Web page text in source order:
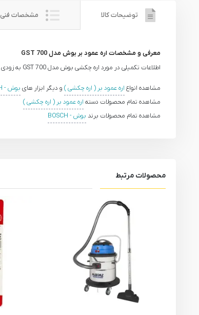
توضیحات کالا مشخصات فنی
معرفی و مشخصات اره عمود بر بوش مدل GST 700
اطلاعات تکمیلی در مورد اره چکشی بوش مدل GST 700 به زودی ارائه خواهد شد.
مشاهده انواع اره عمود بر ( اره چکشی ) و دیگر ابزار های بوش - BOSCH
مشاهده تمام محصولات دسته اره عمود بر ( اره چکشی )
مشاهده تمام محصولات برند بوش - BOSCH
محصولات مرتبط